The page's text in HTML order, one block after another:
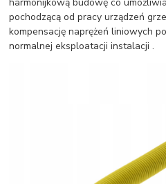
harmonijkową budowę co
pochodzącą od pracy urządzeń
kompensację naprężeń liniowych
normalnej eksploatacji instalacji .